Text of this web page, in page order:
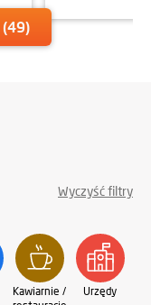
(49)
Kawiarnie /
Urzędy
Wyczyść filtry